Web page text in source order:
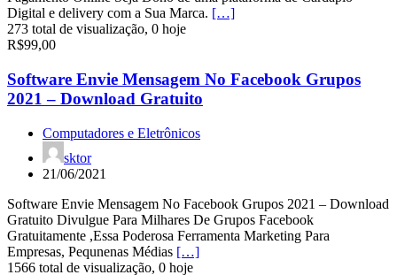
Digital e delivery com a Sua Marca. […]
273 total de visualização, 0 hoje
R$99,00
Software Envie Mensagem No Facebook Grupos
2021 – Download Gratuito
Computadores e Eletrônicos
sktor
21/06/2021
Software Envie Mensagem No Facebook Grupos 2021 – Download
Gratuito Divulgue Para Milhares De Grupos Facebook
Gratuitamente ,Essa Poderosa Ferramenta Marketing Para
Empresas, Pequnenas Médias […]
1566 total de visualização, 0 hoje